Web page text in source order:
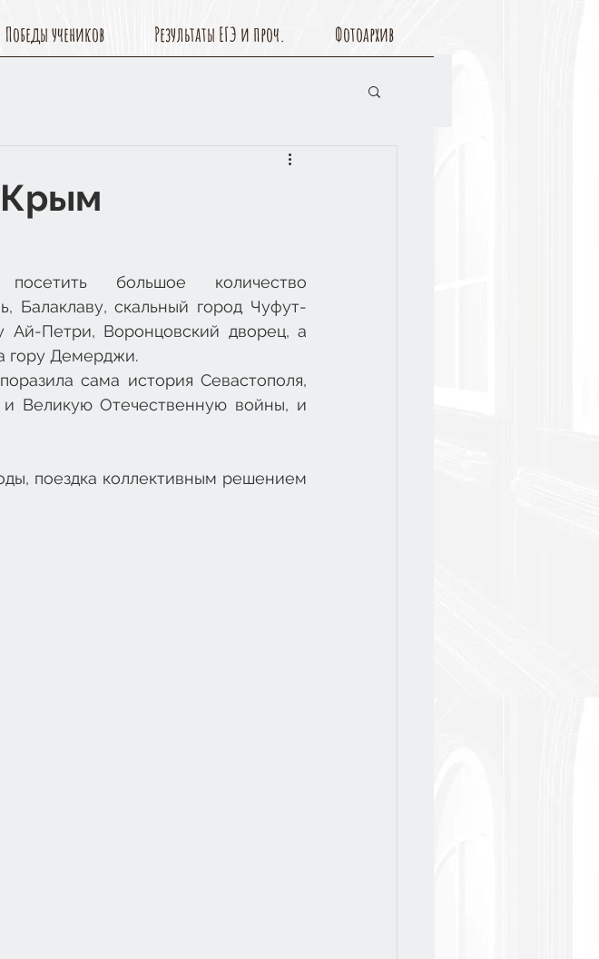
Победы учеников Результаты ЕГЭ и проч. Фотоархив
Крым
большое количество
Балаклаву, скальный город Чуфут-
Ай-Петри, Воронцовский дворец, а
гору Демерджи.
сама история Севастополя,
Великую Отечественную войны, и
поездка коллективным решением